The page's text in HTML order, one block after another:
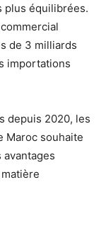
plus équilibrées.
de 3 milliards
importations
depuis 2020, les
Maroc souhaite